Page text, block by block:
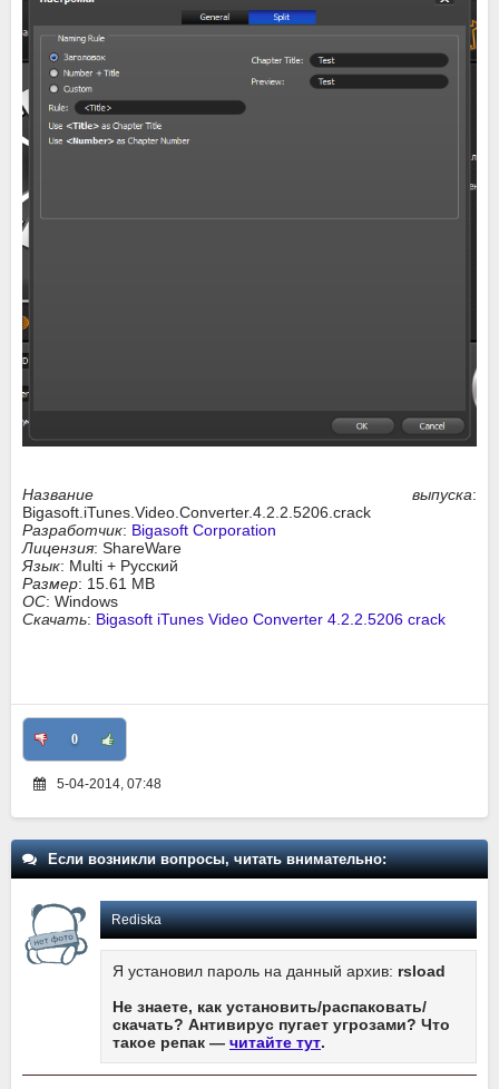
Название выпуска:
Bigasoft.iTunes.Video.Converter.4.2.2.5206.crack
Разработчик: Bigasoft Corporation
Лицензия: ShareWare
Язык: Multi + Русский
Размер: 15.61 MB
ОС: Windows
Скачать: Bigasoft iTunes Video Converter 4.2.2.5206 crack
0
5-04-2014, 07:48
Если возникли вопросы, читать внимательно:
Rediska
Я установил пароль на данный архив: rsload
Не знаете, как установить/распаковать/
скачать? Антивирус пугает угрозами? Что
такое репак — читайте тут.